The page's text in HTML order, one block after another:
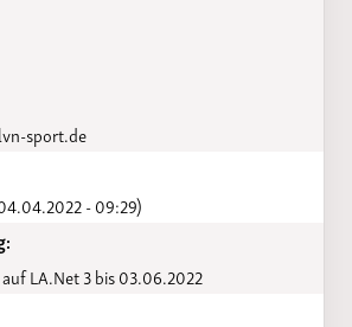
sport.de
- 09:29)
LA.Net 3 bis 03.06.2022